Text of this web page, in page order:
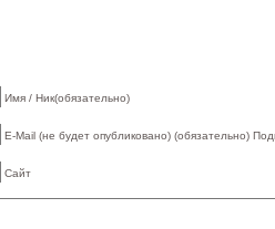
Имя / Ник(обязательно)
E-Mail (не будет опубликовано) (обязательно)
Сайт